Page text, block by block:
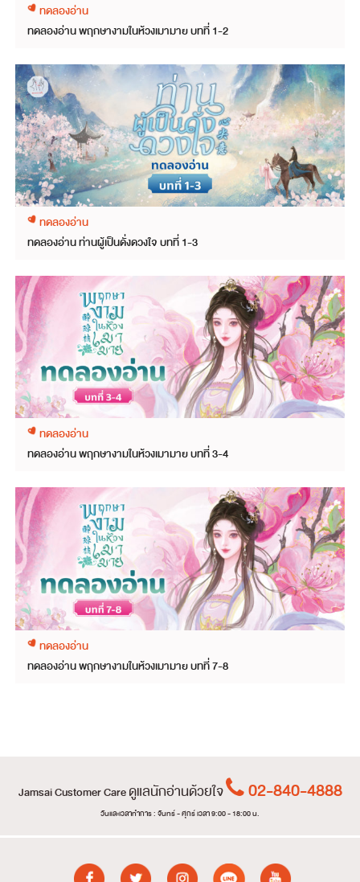
ทดลองอ่าน
ทดลองอ่าน พฤกษางามในห้วงเมามาย บทที่ 1-2
ทดลองอ่าน
ทดลองอ่าน ท่านผู้เป็นดั่งดวงใจ บทที่ 1-3
ทดลองอ่าน
ทดลองอ่าน พฤกษางามในห้วงเมามาย บทที่ 3-4
ทดลองอ่าน
ทดลองอ่าน พฤกษางามในห้วงเมามาย บทที่ 7-8
Jamsai Customer Careดูแลนักอ่านด้วยใจ 02-840-4888
วันและเวลาทำการ : จันทร์ - ศุกร์ เวลา 9:00 - 18:00 น.